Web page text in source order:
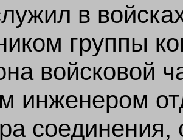
в
группы
войсковой
инженером